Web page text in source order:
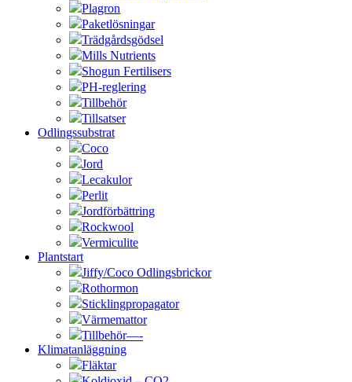
Plagron
Paketlösningar
Trädgårdsgödsel
Mills Nutrients
Shogun Fertilisers
PH-reglering
Tillbehör
Tillsatser
Odlingssubstrat
Coco
Jord
Lecakulor
Perlit
Jordförbättring
Rockwool
Vermiculite
Plantstart
Jiffy/Coco Odlingsbrickor
Rothormon
Sticklingpropagator
Värmemattor
Tillbehör—-
Klimatanläggning
Fläktar